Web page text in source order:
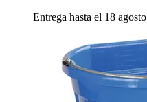
Entrega hasta el 18 agosto